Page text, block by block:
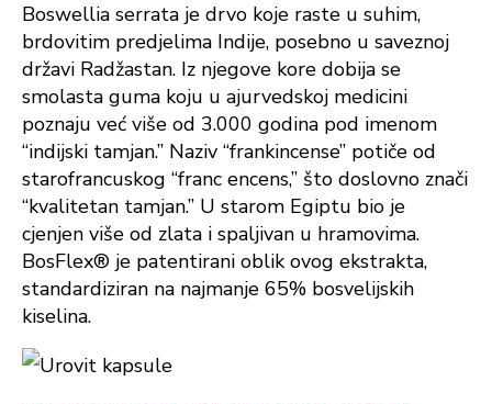
Boswellia serrata je drvo koje raste u suhim,
brdovitim predjelima Indije, posebno u saveznoj
državi Radžastan. Iz njegove kore dobija se
smolasta guma koju u ajurvedskoj medicini
poznaju već više od 3.000 godina pod imenom
“indijski tamjan.” Naziv “frankincense” potiče od
starofrancuskog “franc encens,” što doslovno znači
“kvalitetan tamjan.” U starom Egiptu bio je
cjenjen više od zlata i spaljivan u hramovima.
BosFlex® je patentirani oblik ovog ekstrakta,
standardiziran na najmanje 65% bosvelijskih
kiselina.